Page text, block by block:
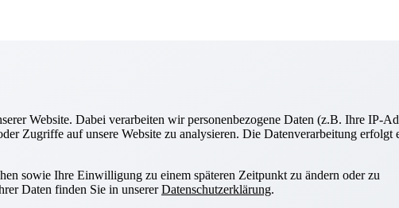
Website. Dabei verarbeiten wir personenbezogene Daten (z.B. Ihre IP-
Zugriffe auf unsere Website zu analysieren. Die Datenverarbeitung erfolgt
sowie Ihre Einwilligung zu einem späteren Zeitpunkt zu ändern oder zu
Daten finden Sie in unsererDatenschutzerklärung.